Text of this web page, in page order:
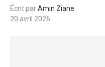
Écrit parAmin Ziane
20 avril 2026